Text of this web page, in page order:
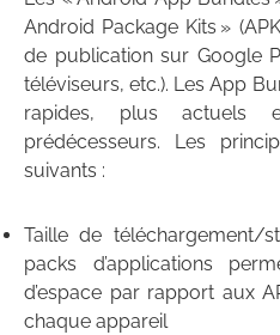
Android Package Kits »
de publication sur Google
téléviseurs, etc.). Les App
rapides, plus actuels
prédécesseurs. Les
suivants :
Taille de téléchargement/
packs d’applications
d’espace par rapport aux
chaque appareil